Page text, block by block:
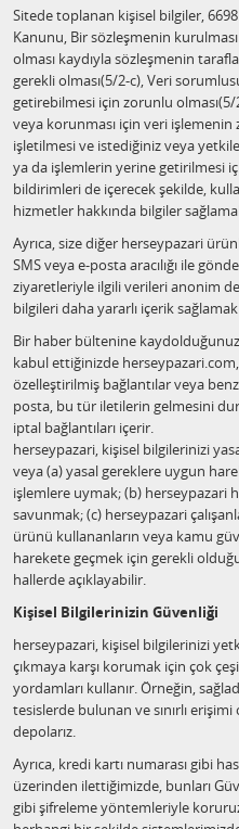
Sitede toplanan kişisel bilgiler, 6698
Kanunu, Bir sözleşmenin
olması kaydıyla sözleşmenin
gerekli olması(5/2-c), Veri
getirebilmesi için zorunlu olması(5/
veya korunması için veri işlemenin
işletilmesi ve istediğiniz veya
ya da işlemlerin yerine getirilmesi
bildirimleri de içerecek şekilde,
hizmetler hakkında bilgiler
Ayrıca, size diğer herseypazari
SMS veya e-posta aracılığı ile
ziyaretleriyle ilgili verileri anonim
bilgileri daha yararlı içerik
Bir haber bültenine
kabul ettiğinizde herseypazari.com,
özelleştirilmiş bağlantılar veya
posta, bu tür iletilerin gelmesini
iptal bağlantıları içerir.
herseypazari, kişisel bilgilerinizi
veya (a) yasal gereklere uygun
işlemlere uymak; (b) herseypazari
savunmak; (c) herseypazari
ürünü kullananların veya kamu
harekete geçmek için gerekli
hallerde açıklayabilir.
Kişisel Bilgilerinizin Güvenliği
herseypazari, kişisel bilgilerinizi
çıkmaya karşı korumak için çok
yordamları kullanır. Örneğin,
tesislerde bulunan ve sınırlı
depolarız.
Ayrıca, kredi kartı numarası gibi
üzerinden ilettiğimizde, bunları
gibi şifreleme yöntemleriyle